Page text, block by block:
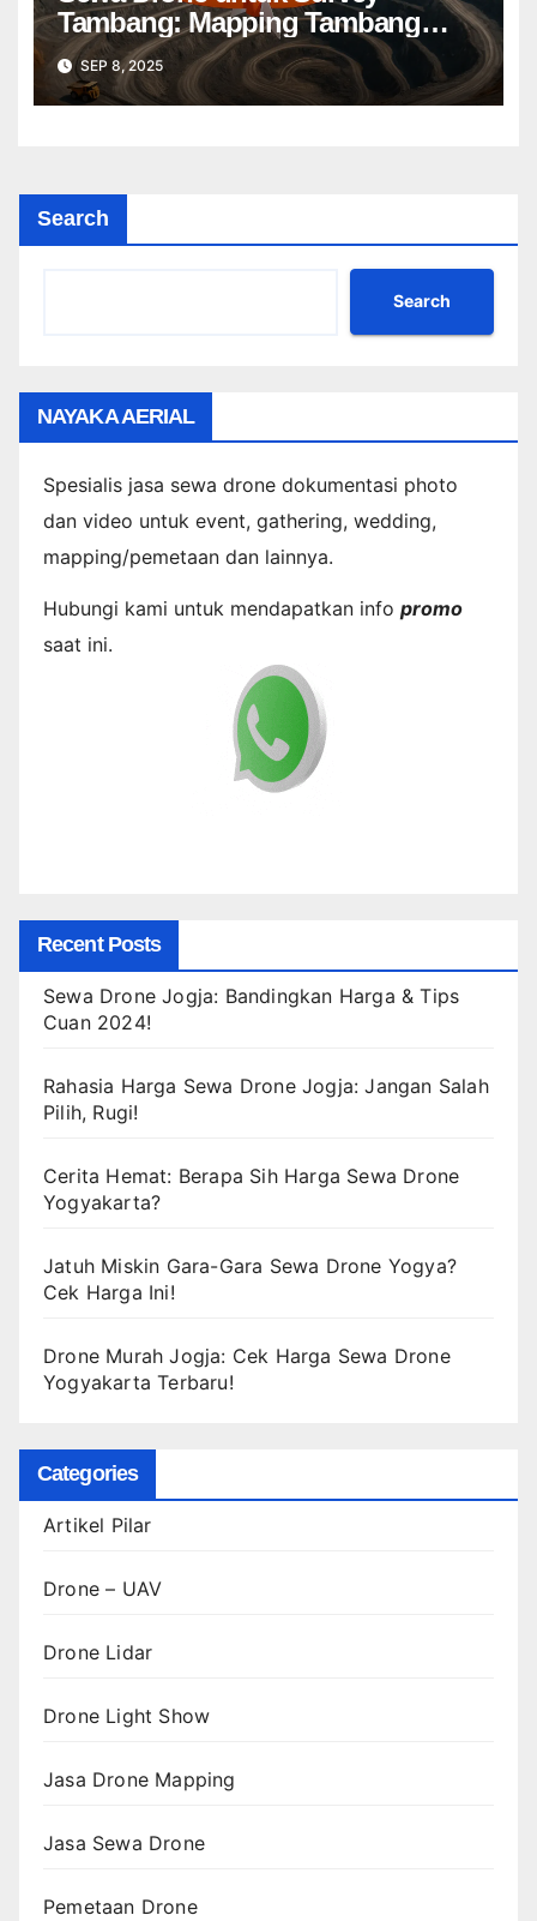
Tambang: Mapping Tambang
Profesional Lebih Cepat & Akurat
SEP 8, 2025
Search
Search
NAYAKA AERIAL
Spesialis jasa sewa drone dokumentasi photo
dan video untuk event, gathering, wedding,
mapping/pemetaan dan lainnya.
Hubungi kami untuk mendapatkan info promo
saat ini.
Recent Posts
Sewa Drone Jogja: Bandingkan Harga & Tips
Cuan 2024!
Rahasia Harga Sewa Drone Jogja: Jangan Salah
Pilih, Rugi!
Cerita Hemat: Berapa Sih Harga Sewa Drone
Yogyakarta?
Jatuh Miskin Gara-Gara Sewa Drone Yogya?
Cek Harga Ini!
Drone Murah Jogja: Cek Harga Sewa Drone
Yogyakarta Terbaru!
Categories
Artikel Pilar
Drone – UAV
Drone Lidar
Drone Light Show
Jasa Drone Mapping
Jasa Sewa Drone
Pemetaan Drone